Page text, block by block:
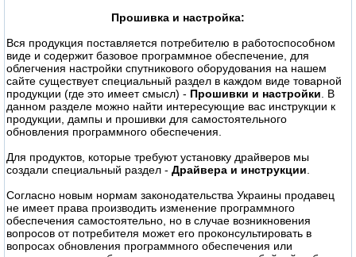
Прошивка и настройка:
Вся продукция поставляется потребителю в работоспособном
виде и содержит базовое программное обеспечение, для
облегчения настройки спутникового оборудования на нашем
сайте существует специальный раздел в каждом виде товарной
продукции (где это имеет смысл) - Прошивки и настройки. В
данном разделе можно найти интересующие вас инструкции к
продукции, дампы и прошивки для самостоятельного
обновления программного обеспечения.
Для продуктов, которые требуют установку драйверов мы
создали специальный раздел - Драйвера и инструкции.
Согласно новым нормам законодательства Украины продавец
не имеет права производить изменение программного
обеспечения самостоятельно, но в случае возникновения
вопросов от потребителя может его проконсультировать в
вопросах обновления программного обеспечения или